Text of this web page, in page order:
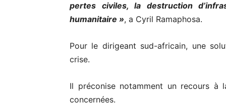
pertes civiles, la destruction
humanitaire », a Cyril Ramaphosa.
Pour le dirigeant sud-africain, une
crise.
Il préconise notamment un recours
concernées.